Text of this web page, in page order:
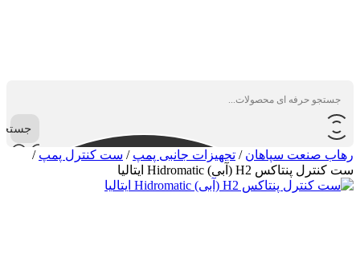
رهاب صنعت سپاهان / تجهیزات جانبی پمپ / ست کنترل پمپ /
ست کنترل پنتاکس H2 (آبی) Hidromatic ایتالیا